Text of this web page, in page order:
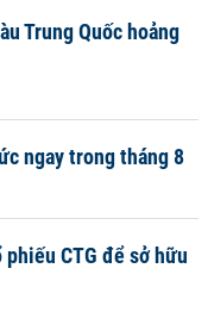
Trung Quốc hoảng
ngay trong tháng 8
CTG để sở hữu